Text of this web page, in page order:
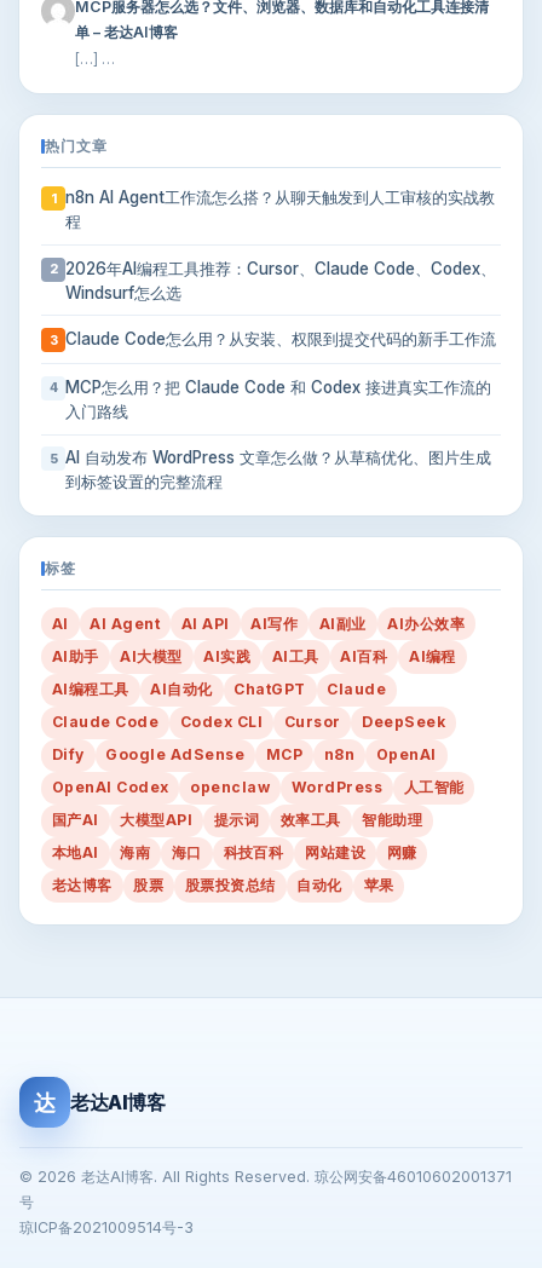
MCP服务器怎么选？文件、浏览器、数据库和自动化工具连接清
单 – 老达AI博客
[…] …
热门文章
1 n8n AI Agent工作流怎么搭？从聊天触发到人工审核的实战教
程
2 2026年AI编程工具推荐：Cursor、Claude Code、Codex、
Windsurf怎么选
3 Claude Code怎么用？从安装、权限到提交代码的新手工作流
4
MCP怎么用？把 Claude Code 和 Codex 接进真实工作流的
入门路线
5 AI 自动发布 WordPress 文章怎么做？从草稿优化、图片生成
到标签设置的完整流程
标签
AI AI Agent AI API AI写作 AI副业
AI办公效率
AI助手
AI大模型 AI实践 AI工具 AI百科
AI编程
AI编程工具
AI自动化 ChatGPT
Claude
Claude Code
Codex CLI Cursor
DeepSeek
Dify
Google AdSense MCP n8n
OpenAI
OpenAI Codex
openclaw WordPress
人工智能
国产AI
大模型API 提示词 效率工具
智能助理
本地AI
海南 海口 科技百科 网站建设
网赚
老达博客
股票 股票投资总结 自动化 苹果
达 老达AI博客
© 2026 老达AI博客. All Rights Reserved. 琼公网安备46010602001371
号
琼ICP备2021009514号-3